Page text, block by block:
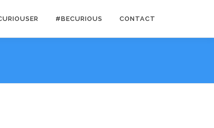
#BECURIOUS CONTACT